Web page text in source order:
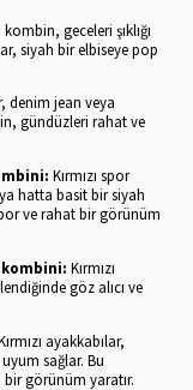
kombin, geceleri şıklığı
siyah bir elbiseye pop
denim jean veya
gündüzleri rahat ve
Kırmızı spor
hatta basit bir siyah
ve rahat bir görünüm
kombini: Kırmızı
göz alıcı ve
ayakkabılar,
sağlar. Bu
bir görünüm yaratır.